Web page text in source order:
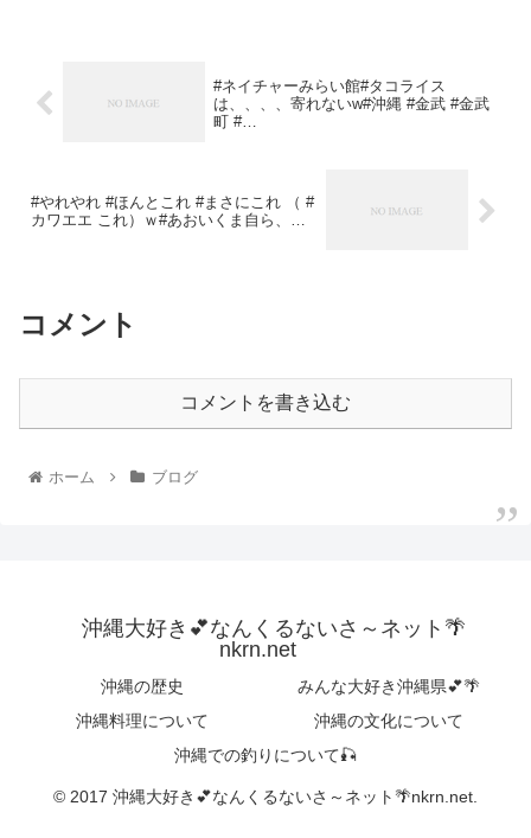
#ネイチャーみらい館#タコライス
は、、、、寄れないw#沖縄 #金武 #金武
町 #…
#やれやれ #ほんとこれ #まさにこれ （ #
カワエエ これ）ｗ#あおいくま自ら、…
コメント
コメントを書き込む
ホーム ブログ
沖縄大好き💕なんくるないさ～ネット🌴
nkrn.net
沖縄の歴史
みんな大好き沖縄県💕🌴
沖縄料理について
沖縄の文化について
沖縄での釣りについて🎣
© 2017 沖縄大好き💕なんくるないさ～ネット🌴nkrn.net.